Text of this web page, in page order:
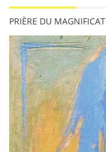
PRIÈRE DU MAGNIFICAT